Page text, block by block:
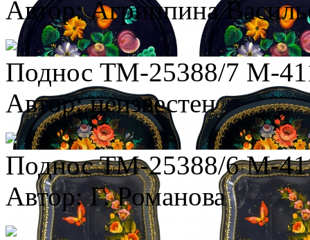
Автор: Агриппина
Поднос ТМ-25388/7 М-
Автор: неизвестен
Поднос ТМ-25388/6 М-
Автор: Г. Романова